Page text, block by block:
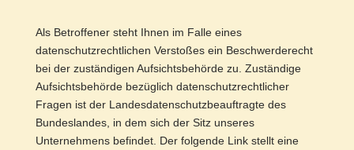
Als Betroffener steht Ihnen im Falle eines
datenschutzrechtlichen Verstoßes ein Beschwerderecht
bei der zuständigen Aufsichtsbehörde zu. Zuständige
Aufsichtsbehörde bezüglich datenschutzrechtlicher
Fragen ist der Landesdatenschutzbeauftragte des
Bundeslandes, in dem sich der Sitz unseres
Unternehmens befindet. Der folgende Link stellt eine